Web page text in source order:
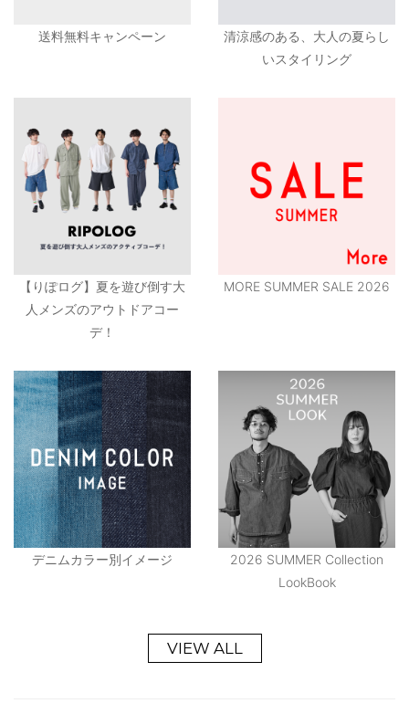
送料無料キャンペーン
清涼感のある、大人の夏らし
いスタイリング
【りぽログ】夏を遊び倒す大
人メンズのアウトドアコー
デ！
MORE SUMMER SALE 2026
デニムカラー別イメージ
2026 SUMMER Collection
LookBook
VIEW ALL